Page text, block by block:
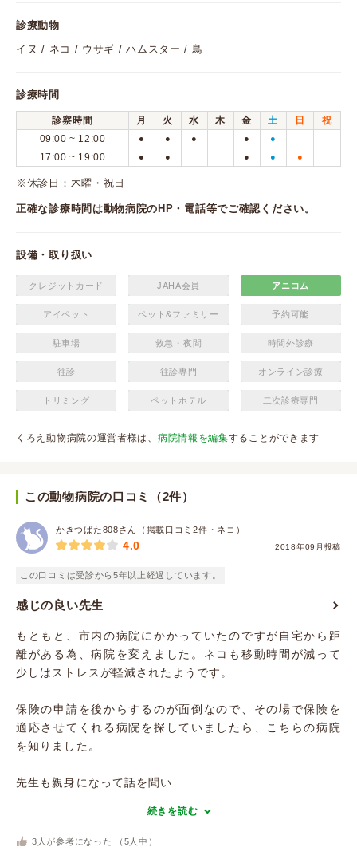
診療動物
イヌ / ネコ / ウサギ / ハムスター / 鳥
診療時間
診察時間 月 火 水 木 金 土 日
祝
09:00 ~ 12:00
● ● ● ● ●
17:00 ~ 19:00 ● ● ● ● ●
※休診日：木曜・祝日
正確な診療時間は動物病院のHP・電話等でご確認ください。
設備・取り扱い
クレジットカード JAHA会員 アニコム
アイペット ペット&ファミリー 予約可能
駐車場 救急・夜間 時間外診療
往診 往診専門 オンライン診療
トリミング ペットホテル 二次診療専門
くろえ動物病院の運営者様は、 病院情報を編集することができます
この動物病院の口コミ（2件）
かきつばた808さん（掲載口コミ2件・ネコ）
2018年09月投稿
4.0
この口コミは受診から5年以上経過しています。
感じの良い先生
もともと、市内の病院にかかっていたのですが自宅から距
離がある為、病院を変えました。ネコも移動時間が減って
少しはストレスが軽減されたようです。
保険の申請を後からするのが面倒なので、その場で保険を
適応させてくれる病院を探していましたら、こちらの病院
を知りました。
先生も親身になって話を聞い...
続きを読む
3 人が参考になった （ 5 人中）